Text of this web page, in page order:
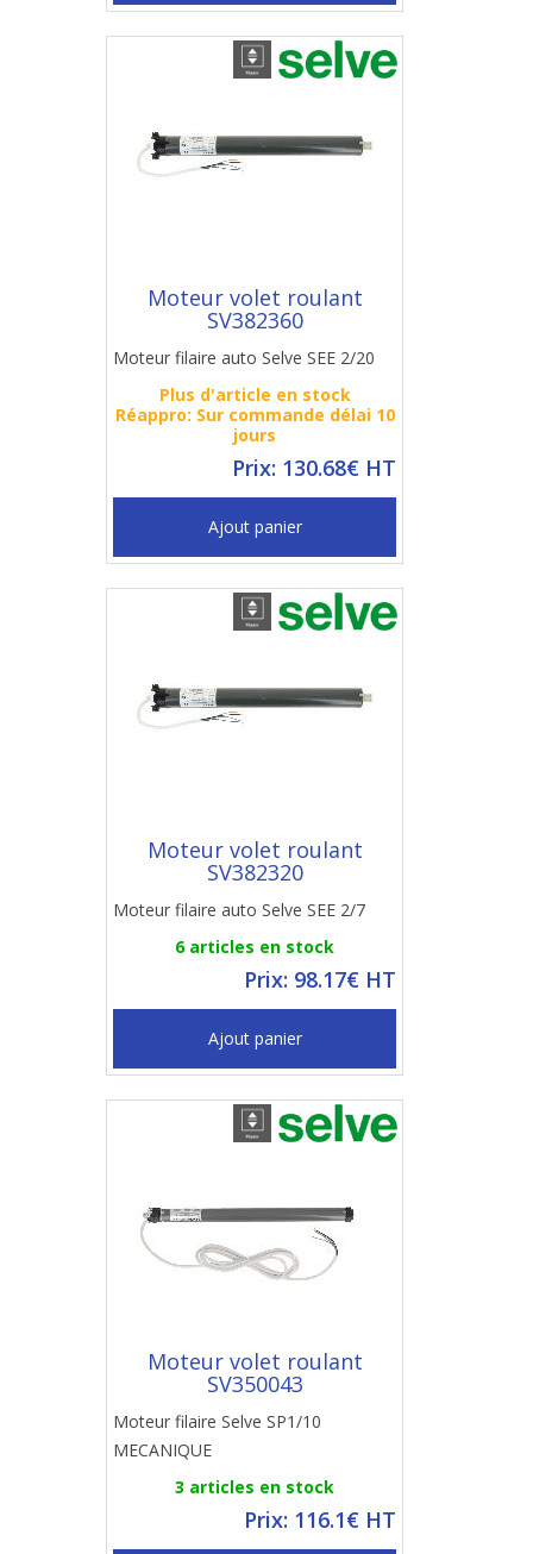
Moteur volet roulant
SV382360
Moteur filaire auto Selve SEE 2/20
Plus d'article en stock
Réappro: Sur commande délai 10
jours
Prix: 130.68€ HT
Ajout panier
Moteur volet roulant
SV382320
Moteur filaire auto Selve SEE 2/7
6 articles en stock
Prix: 98.17€ HT
Ajout panier
Moteur volet roulant
SV350043
Moteur filaire Selve SP1/10
MECANIQUE
3 articles en stock
Prix: 116.1€ HT